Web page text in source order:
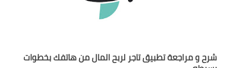
شرح و مراجعة تطبيق تاجر لربح المال من هاتفك بخطوات